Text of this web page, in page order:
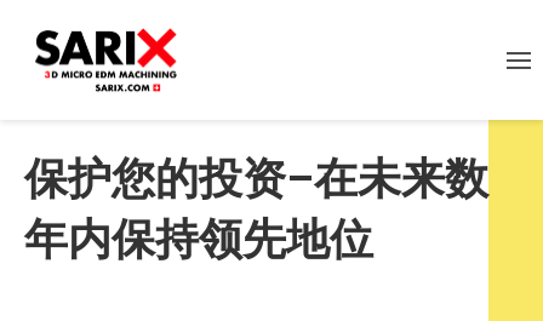
保护您的投资–在未来数
年内保持领先地位